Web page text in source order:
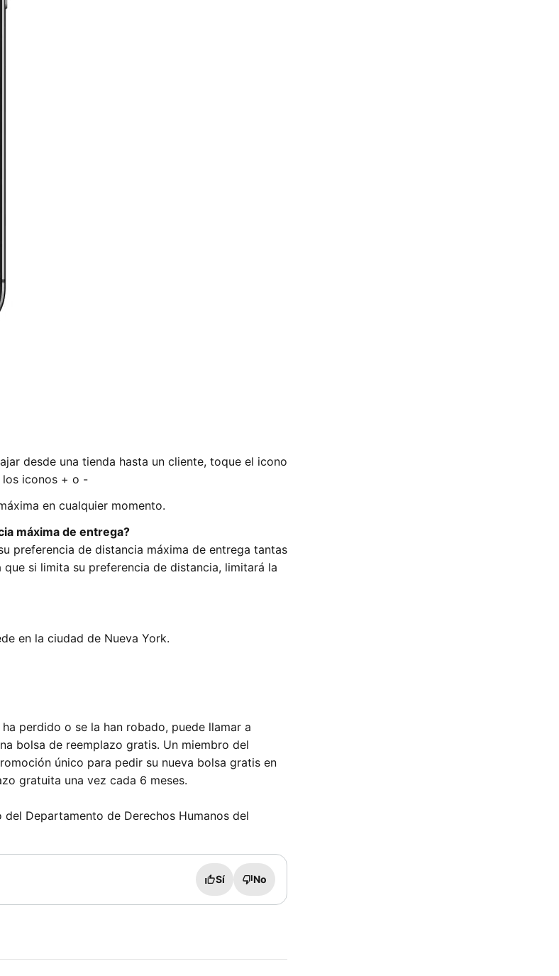
desde una tienda hasta un cliente, toque el icono
los iconos + o -
en cualquier momento.
máxima de entrega?
preferencia de distancia máxima de entrega tantas
si limita su preferencia de distancia, limitará la
en la ciudad de Nueva York.
perdido o se la han robado, puede llamar a
bolsa de reemplazo gratis. Un miembro del
único para pedir su nueva bolsa gratis en
gratuita una vez cada 6 meses.
Departamento de Derechos Humanos del
Sí No